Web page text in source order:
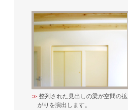
整列された見出しの梁が空間の拡
がりを演出します。